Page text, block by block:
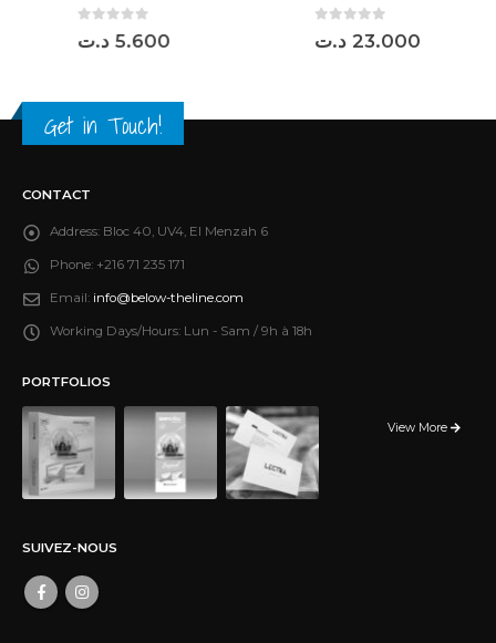
5.600 23.000
Get in Touch!
CONTACT
Address: Bloc 40, UV4, El Menzah 6
Phone: +216 71 235 171
Email: info@below-theline.com
Working Days/Hours: Lun - Sam / 9h à 18h
PORTFOLIOS
View More
SUIVEZ-NOUS